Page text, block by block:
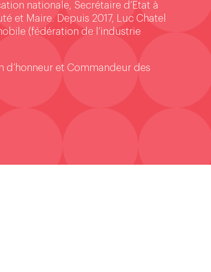
nationale, Secrétaire d’Etat à
et Maire. Depuis 2017, Luc Chatel
(fédération de l’industrie
d’honneur et Commandeur des